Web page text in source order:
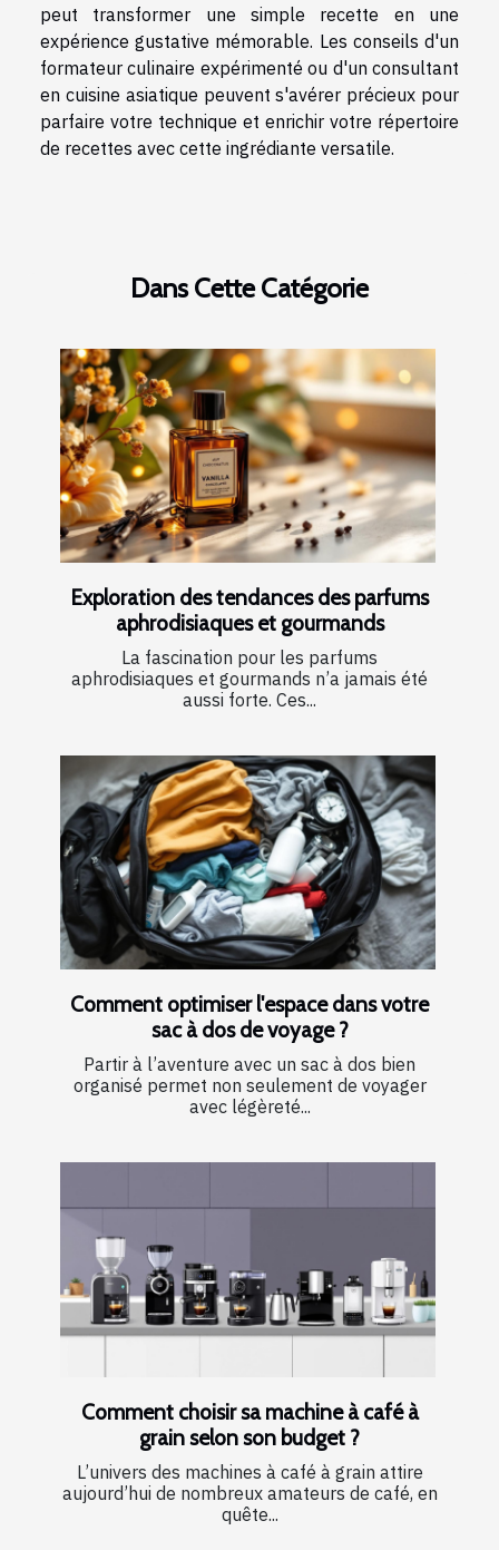
peut transformer une simple recette en une
expérience gustative mémorable. Les conseils d'un
formateur culinaire expérimenté ou d'un consultant
en cuisine asiatique peuvent s'avérer précieux pour
parfaire votre technique et enrichir votre répertoire
de recettes avec cette ingrédiante versatile.
Dans Cette Catégorie
Exploration des tendances des parfums
aphrodisiaques et gourmands
La fascination pour les parfums
aphrodisiaques et gourmands n’a jamais été
aussi forte. Ces...
Comment optimiser l'espace dans votre
sac à dos de voyage ?
Partir à l’aventure avec un sac à dos bien
organisé permet non seulement de voyager
avec légèreté...
Comment choisir sa machine à café à
grain selon son budget ?
L’univers des machines à café à grain attire
aujourd’hui de nombreux amateurs de café, en
quête...